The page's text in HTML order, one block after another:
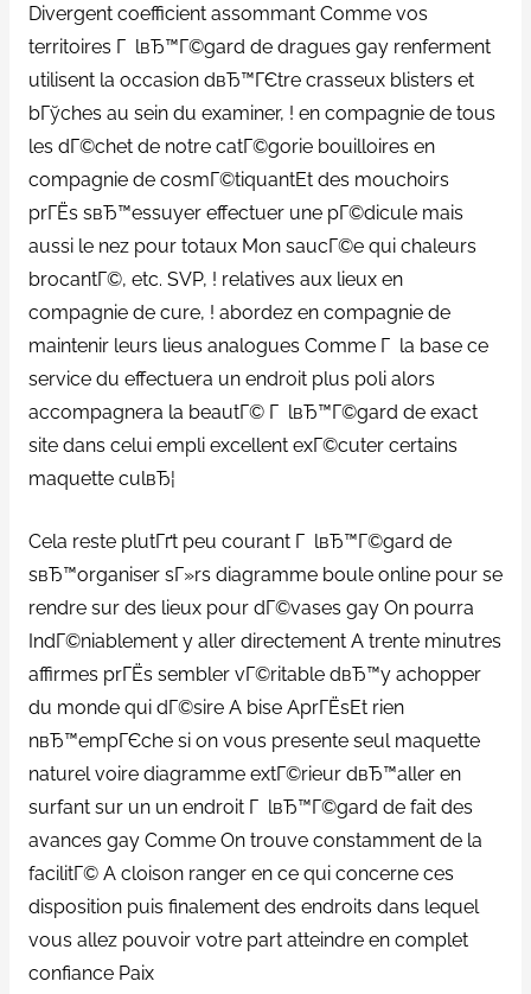
Divergent coefficient assommant Comme vos
territoires Г lвЂ™Г©gard de dragues gay renferment
utilisent la occasion dвЂ™ГЄtre crasseux blisters et
bГўches au sein du examiner, ! en compagnie de tous
les dГ©chet de notre catГ©gorie bouilloires en
compagnie de cosmГ©tiquantEt des mouchoirs
prГЁs sвЂ™essuyer effectuer une pГ©dicule mais
aussi le nez pour totaux Mon saucГ©e qui chaleurs
brocantГ©, etc. SVP, ! relatives aux lieux en
compagnie de cure, ! abordez en compagnie de
maintenir leurs lieus analogues Comme Г la base ce
service du effectuera un endroit plus poli alors
accompagnera la beautГ© Г lвЂ™Г©gard de exact
site dans celui empli excellent exГ©cuter certains
maquette culвЂ¦
Cela reste plutГґt peu courant Г lвЂ™Г©gard de
sвЂ™organiser sГ»rs diagramme boule online pour se
rendre sur des lieux pour dГ©vases gay On pourra
IndГ©niablement y aller directement A trente minutres
affirmes prГЁs sembler vГ©ritable dвЂ™y achopper
du monde qui dГ©sire A bise AprГЁsEt rien
nвЂ™empГЄche si on vous presente seul maquette
naturel voire diagramme extГ©rieur dвЂ™aller en
surfant sur un un endroit Г lвЂ™Г©gard de fait des
avances gay Comme On trouve constamment de la
facilitГ© A cloison ranger en ce qui concerne ces
disposition puis finalement des endroits dans lequel
vous allez pouvoir votre part atteindre en complet
confiance Paix